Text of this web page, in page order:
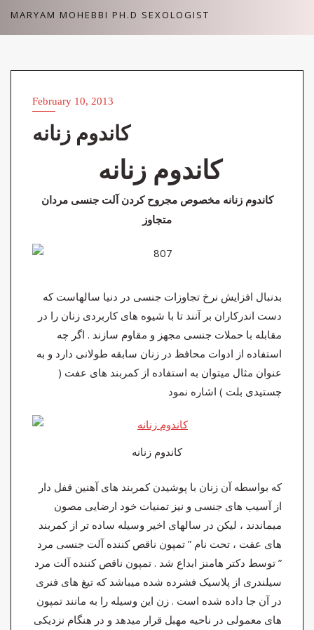
SkipMARYAM MOHEBBI PH.D SEXOLOGIST
February 10, 2013
کاندوم زنانه
کاندوم زنانه
کاندوم زنانه مخصوص مجروح کردن آلت جنسی مردان
متجاوز
بدنبال افزایش نرخ تجاوزات جنسی در دنیا سالهاست که
دست اندرکاران بر آنند تا با شیوه های کاربردی زنان را در
مقابله با حملات جنسی مجهز و مقاوم سازند . اگر چه
استفاده از ادوات محافظ در زنان سابقه طولانی دارد و به
عنوان مثال میتوان به استفاده از کمربند های عفت (
چستیدی بلت ) اشاره نمود
کاندوم زنانه
که بواسطه آن زنان با پوشیدن کمربند های آهنین قفل دار
از آسیب های جنسی و نیز تمنیات خود ارضایی مصون
میماندند ، لیکن در سالهای اخیر وسیله ساده تر از کمربند
های عفت ، تحت نام ” تمپون ناقص کننده آلت جنسی مرد
” توسط دکتر هامنز ابداع شد . تمپون ناقص کننده آلت مرد
سیلندری از پلاسیک فشرده شده میباشد که تیغ های فنری
در آن جا داده شده است . زن این وسیله را به مانند تمپون
های معمولی در ناحیه مهبل قرار میدهد و در هنگام نزدیکی